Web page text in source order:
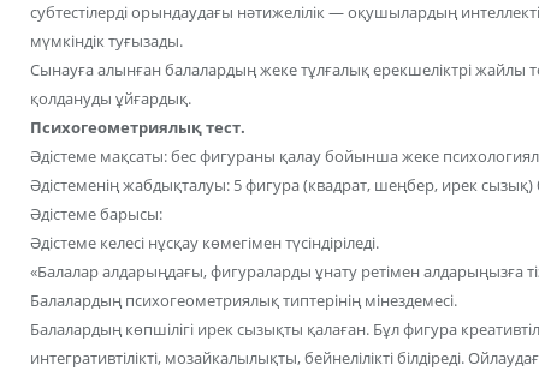
субтестілерді орындаудағы нәтижелілік — оқушылардың
мүмкіндік туғызады.
Сынауға алынған балалардың жеке тұлғалық ерекшеліктрі жайлы
қолдануды ұйғардық.
Психогеометриялық тест.
Әдістеме мақсаты: бес фигураны қалау бойынша жеке
Әдістеменің жабдықталуы: 5 фигура (квадрат, шеңбер, ирек сызық)
Әдістеме барысы:
Әдістеме келесі нұсқау көмегімен түсіндіріледі.
«Балалар алдарыңдағы, фигураларды ұнату ретімен алдарыңызға
Балалардың психогеометриялық типтерінің мінездемесі.
Балалардың көпшілігі ирек сызықты қалаған. Бұл фигура
интегративтілікті, мозайкалылықты, бейнелілікті білдіреді.